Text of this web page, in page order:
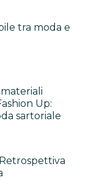
tra moda e
Up:
sartoriale